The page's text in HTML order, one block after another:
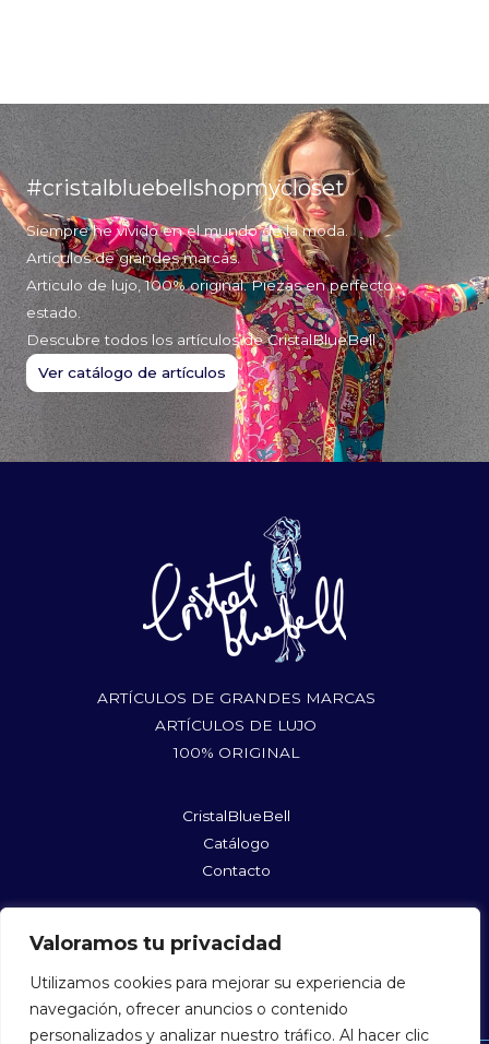
Valoramos tu privacidad
Utilizamos cookies para mejorar su experiencia de
navegación, ofrecer anuncios o contenido
personalizados y analizar nuestro tráfico. Al hacer clic
#cristalbluebellshopmycloset
Siempre he vivido en el mundo de la moda.
Artículos de grandes marcas.
Articulo de lujo, 100% original. Piezas en perfecto
estado.
Descubre todos los artículos de CristalBlueBell
Ver catálogo de artículos
ARTÍCULOS DE GRANDES MARCAS
ARTÍCULOS DE LUJO
100% ORIGINAL
CristalBlueBell
Catálogo
Contacto
@cristalbluebellshopmycloset
@cristalbluebell